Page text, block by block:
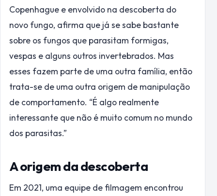
Copenhague e envolvido na descoberta do
novo fungo, afirma que já se sabe bastante
sobre os fungos que parasitam formigas,
vespas e alguns outros invertebrados. Mas
esses fazem parte de uma outra família, então
trata-se de uma outra origem de manipulação
de comportamento. “É algo realmente
interessante que não é muito comum no mundo
dos parasitas.”
A origem da descoberta
Em 2021, uma equipe de filmagem encontrou